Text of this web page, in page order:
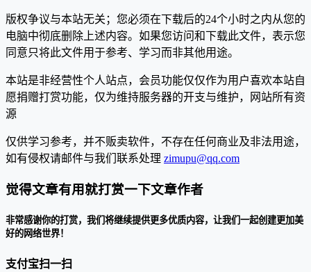
版权争议与本站无关；您必须在下载后的24个小时之内从您的
电脑中彻底删除上述内容。如果您访问和下载此文件，表示您
同意只将此文件用于参考、学习而非其他用途。
本站是非经营性个人站点，会员功能仅仅作为用户喜欢本站自
愿捐赠打赏功能，仅为维持服务器的开支与维护，网站所有资
源
仅供学习参考，并不贩卖软件，不存在任何商业及非法用途，
如有侵权请邮件与我们联系处理 zimupu@qq.com
觉得文章有用就打赏一下文章作者
非常感谢你的打赏，我们将继续提供更多优质内容，让我们一起创建更加美
好的网络世界！
支付宝扫一扫